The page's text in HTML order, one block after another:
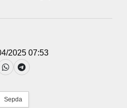
2025 07:53
Sepda